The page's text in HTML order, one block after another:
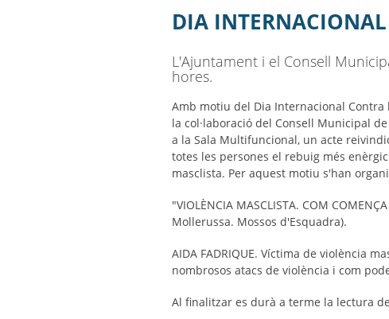
DIA
L'Ajuntament i el Consell
hores.
Amb motiu del Dia Internacional
la col·laboració del Consell Municipal
a la Sala Multifuncional, un acte
totes les persones el rebuig més
masclista. Per aquest motiu s'han
"VIOLÈNCIA MASCLISTA. COM
Mollerussa. Mossos d'Esquadra).
AIDA FADRIQUE. Víctima de violència
nombrosos atacs de violència i com
Al finalitzar es durà a terme la lectura